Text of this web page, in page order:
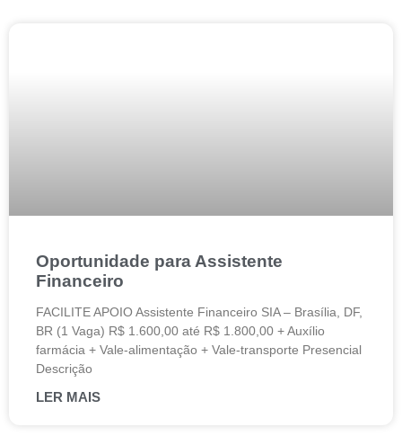
Oportunidade para Assistente
Financeiro
FACILITE APOIO Assistente Financeiro SIA – Brasília, DF,
BR (1 Vaga) R$ 1.600,00 até R$ 1.800,00 + Auxílio
farmácia + Vale-alimentação + Vale-transporte Presencial
Descrição
LER MAIS